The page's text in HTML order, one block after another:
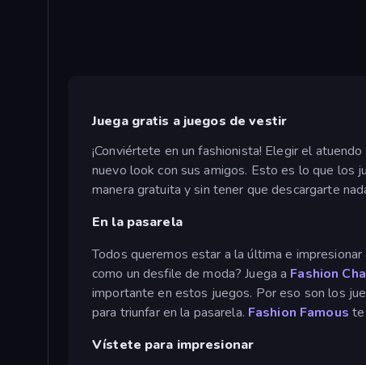
Juega gratis a juegos de vestir
¡Conviértete en un fashionista! Elegir el
nuevo look con sus amigos. Esto es lo que los
manera gratuita y sin tener que descargarte
En la pasarela
Todos queremos estar a la última e
como un desfile de moda? Juega a Fashion
importante en estos juegos. Por eso son los
para triunfar en la pasarela. Fashion Famous
Vístete para impresionar